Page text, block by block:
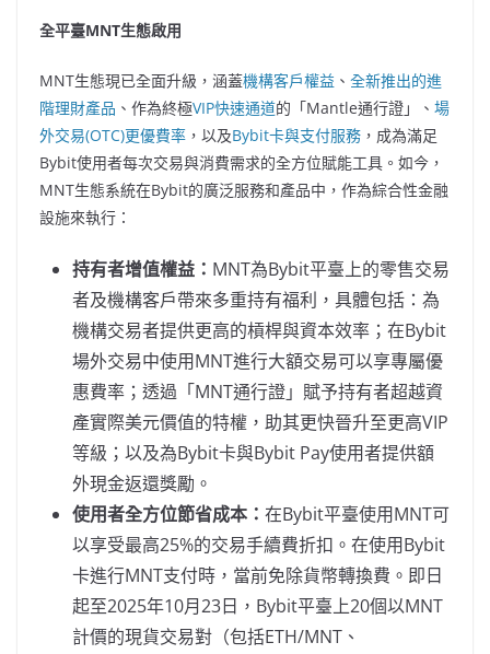
全平臺MNT生態啟用
MNT生態現已全面升級，涵蓋機構客戶權益 、 全新推出的進
階理財產品 、作為終極VIP快速通道的「Mantle通行證」、 場
外交易(OTC)更優費率 ，以及Bybit卡與支付服務 ，成為滿足
Bybit使用者每次交易與消費需求的全方位賦能工具。如今，
MNT生態系統在Bybit的廣泛服務和產品中，作為綜合性金融
設施來執行：
持有者增值權益： MNT為Bybit平臺上的零售交易
者及機構客戶帶來多重持有福利，具體包括：為
機構交易者提供更高的槓桿與資本效率；在Bybit
場外交易中使用MNT進行大額交易可以享專屬優
惠費率；透過「MNT通行證」賦予持有者超越資
產實際美元價值的特權，助其更快晉升至更高VIP
等級；以及為Bybit卡與Bybit Pay使用者提供額
外現金返還獎勵。
使用者全方位節省成本： 在Bybit平臺使用MNT可
以享受最高25%的交易手續費折扣。在使用Bybit
卡進行MNT支付時，當前免除貨幣轉換費。即日
起至2025年10月23日，Bybit平臺上20個以MNT
計價的現貨交易對（包括ETH/MNT、